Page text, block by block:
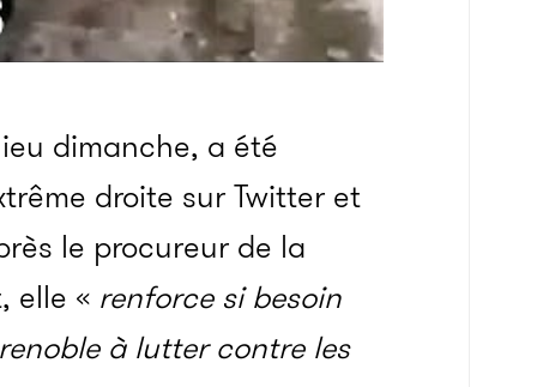
dimanche, a été
droite sur Twitter et
le procureur de la
elle « renforce si besoin
à lutter contre les